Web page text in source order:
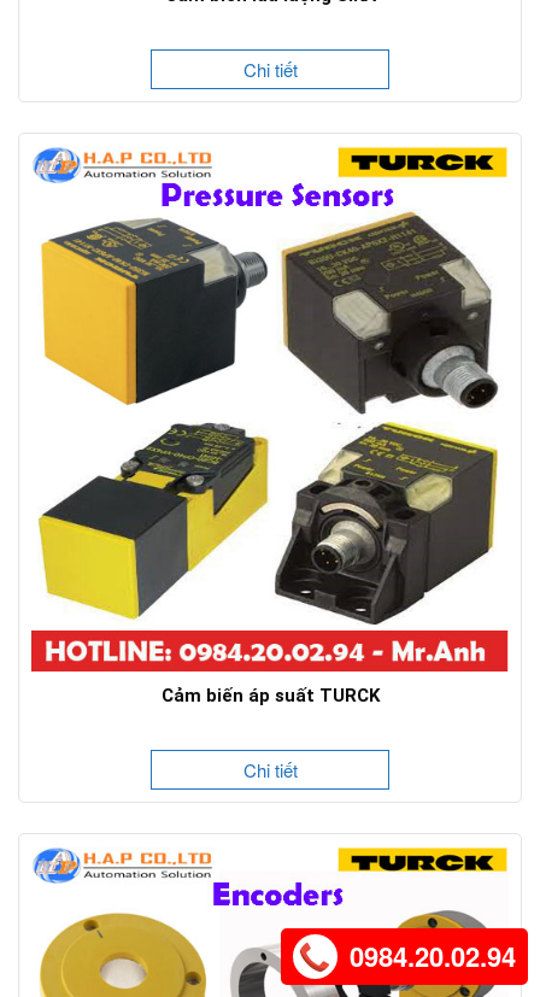
Chi tiết
Cảm biến áp suất TURCK
Chi tiết
0984.20.02.94